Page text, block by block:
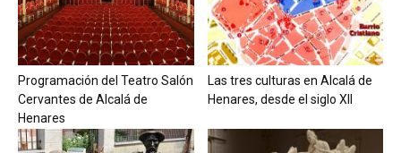
Programación del Teatro Salón
Cervantes de Alcalá de
Henares
Las tres culturas en Alcalá de
Henares, desde el siglo XII